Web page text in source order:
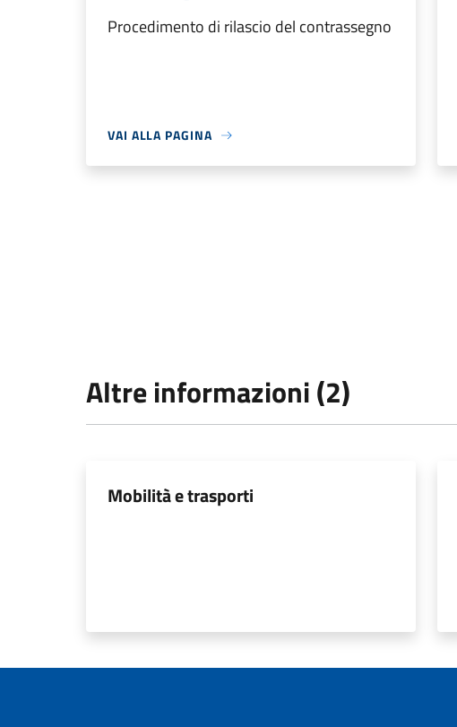
Procedimento di rilascio del contrassegno
VAI ALLA PAGINA
Altre informazioni (2)
Mobilità e trasporti